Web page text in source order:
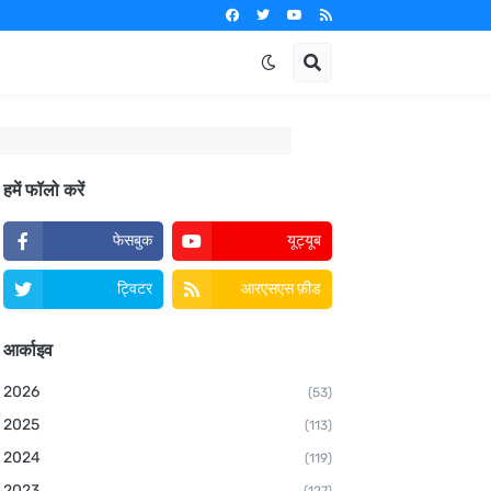
हमें फॉलो करें
फेसबुक यूट्यूब
ट्विटर आरएसएस फ़ीड
आर्काइव
2026 (53)
2025 (113)
2024 (119)